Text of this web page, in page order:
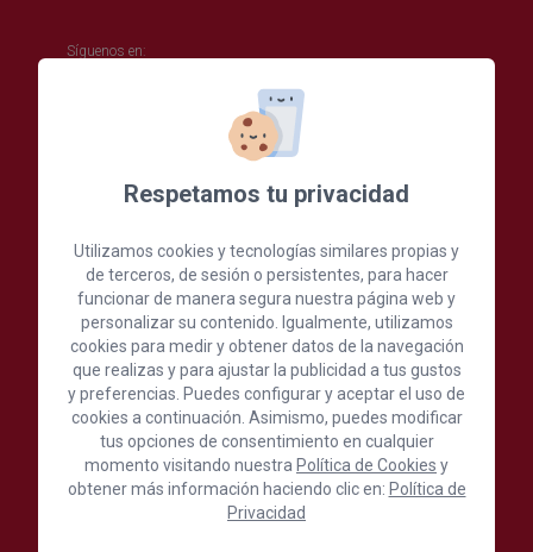
Síguenos en:
Formación
Internacional
Turismo
Comercio
Noticias
Kit Digital
Red de colaboradores
Respetamos tu privacidad
Utilizamos cookies y tecnologías similares propias y
de terceros, de sesión o persistentes, para hacer
funcionar de manera segura nuestra página web y
personalizar su contenido. Igualmente, utilizamos
cookies para medir y obtener datos de la navegación
que realizas y para ajustar la publicidad a tus gustos
y preferencias. Puedes configurar y aceptar el uso de
cookies a continuación. Asimismo, puedes modificar
tus opciones de consentimiento en cualquier
momento visitando nuestra Política de Cookies y
obtener más información haciendo clic en: Política de
Privacidad